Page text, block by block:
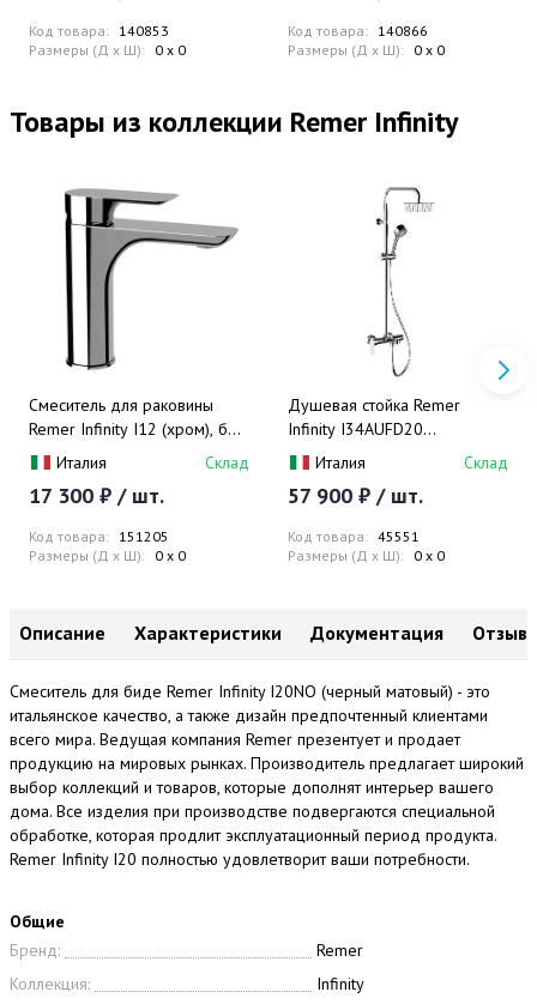
Код товара: 140853
Размеры (Д x Ш): 0 x 0
Код товара: 140866
Размеры (Д x Ш): 0 x 0
Товары из коллекции Remer Infinity
Смеситель для раковины
Remer Infinity I12 (хром), без
донного клапана, без
отверстия в корпусе
Италия Склад
17 300 ₽ / шт.
Код товара: 151205
Размеры (Д x Ш): 0 x 0
Душевая стойка Remer
Infinity I34AUFD20
(хром),смеситель в
комплекте, с изливом для
ванны, верхний душ
Италия Склад
57 900 ₽ / шт.
Код товара: 45551
Размеры (Д x Ш): 0 x 0
Описание Характеристики Документация
Смеситель для биде Remer Infinity I20NO (черный матовый) - это
итальянское качество, а также дизайн предпочтенный клиентами
всего мира. Ведущая компания Remer презентует и продает
продукцию на мировых рынках. Производитель предлагает широкий
выбор коллекций и товаров, которые дополнят интерьер вашего
дома. Все изделия при производстве подвергаются специальной
обработке, которая продлит эксплуатационный период продукта.
Remer Infinity I20 полностью удовлетворит ваши потребности.
Общие
Бренд:
Remer
Коллекция:
Infinity